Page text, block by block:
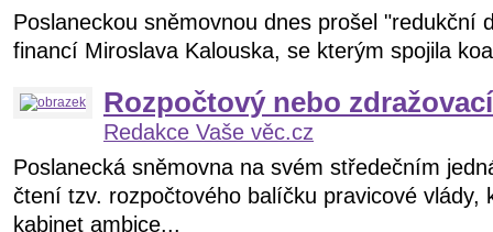
Poslaneckou sněmovnou dnes prošel "redukční
financí Miroslava Kalouska, se kterým spojila
Rozpočtový nebo
Redakce Vaše věc.cz
Poslanecká sněmovna na svém středečním
čtení tzv. rozpočtového balíčku pravicové vlády,
kabinet ambice...